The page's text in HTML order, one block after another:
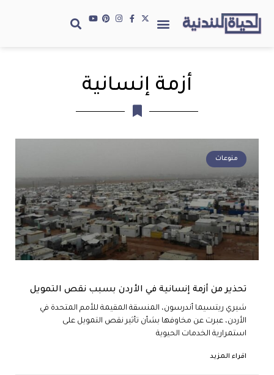
أزمة إنسانية
منوعات
تحذير من أزمة إنسانية في الأردن بسبب نقص التمويل
شيري ريتسيما أندرسون، المنسقة المقيمة للأمم المتحدة في
الأردن، عبرت عن مخاوفها بشأن تأثير نقص التمويل على
استمرارية الخدمات الحيوية
اقراء المزيد